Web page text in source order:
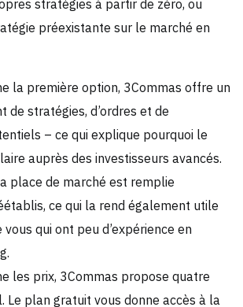
stratégies à partir de zéro, ou
préexistante sur le marché en
la première option, 3Commas offre un
de stratégies, d’ordres et de
– ce qui explique pourquoi le
auprès des investisseurs avancés.
place de marché est remplie
ce qui la rend également utile
vous qui ont peu d’expérience en
les prix, 3Commas propose quatre
Le plan gratuit vous donne accès à la